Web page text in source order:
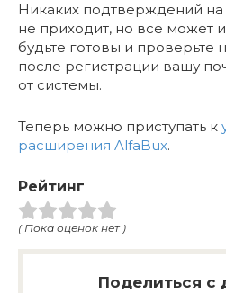
Никаких подтверждений на
не приходит, но все может
будьте готовы и проверьте
после регистрации вашу
от системы.
Теперь можно приступать к
расширения AlfaBux.
Рейтинг
( Пока оценок нет )
Поделиться с